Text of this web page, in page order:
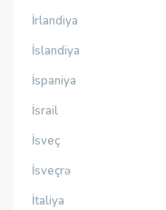
İrlandiya
İslandiya
İspaniya
İsrail
İsveç
İsveçrə
İtaliya